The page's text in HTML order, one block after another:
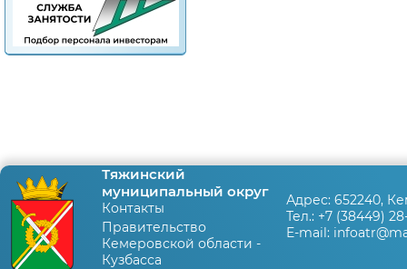
Тяжинский
муниципальный округ
Контакты
Правительство
Кемеровской области -
Кузбасса
Адрес: 652240,
Тел.: +7 (38449)
E-mail: